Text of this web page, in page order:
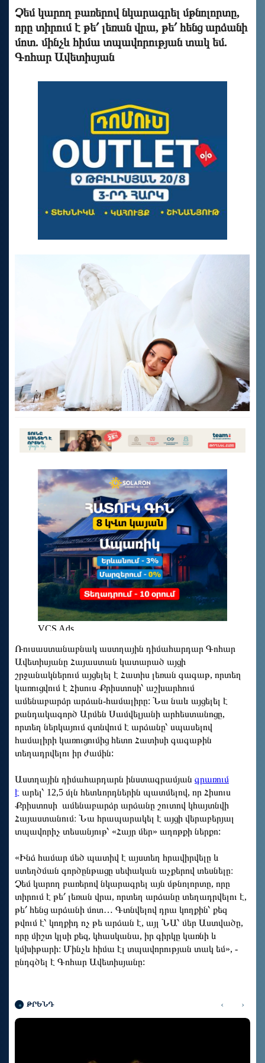
Չեմ կարող բառերով նկարագրել մթնոլորտը,
որը տիրում է թե՛ լեռան վրա, թե՛ հենց արձանի
մոտ. մինչև հիմա տպավորության տակ եմ.
Գոհար Ավետիսյան
Ռուսաստանաբնակ աստղային դիմահարդար Գոհար
Ավետիսյանը Հայաստան կատարած այցի
շրջանակներում այցելել է Հատիս լեռան գագաթ, որտեղ
կառուցվում է Հիսուս Քրիստոսի՝ աշխարհում
ամենաբարձր արձան-համալիրը: Նա նաև այցելել է
քանդակագործ Արմեն Սամվելյանի արհեստանոցը,
որտեղ ներկայում գտնվում է արձանը՝ սպասելով
համալիրի կառուցումից հետո Հատիսի գագաթին
տեղադրվելու իր ժամին:
Աստղային դիմահարդարն ինստագրամյան գրառում
է արել՝ 12,5 մլն հետևորդներին պատմելով, որ Հիսուս
Քրիստոսի ամենաբարձր արձանը շուտով կհայտնվի
Հայաստանում։ Նա հրապարակել է այցի վերաբերյալ
տպավորիչ տեսանյութ՝ «Հայր մեր» աղոթքի ներքո:
«Ինձ համար մեծ պատիվ է այստեղ հրավիրվելը և
ստեղծման գործընթացը սեփական աչքերով տեսնելը։
Չեմ կարող բառերով նկարագրել այն մթնոլորտը, որը
տիրում է թե՛ լեռան վրա, որտեղ արձանը տեղադրվելու է,
թե՛ հենց արձանի մոտ… Գտնվելով դրա կողքին՝ քեզ
թվում է՝ կողքիդ ոչ թե արձան է, այլ ՆԱ՝ մեր Աստվածը,
որը միշտ կլսի քեզ, կհասկանա, իր գիրկը կառնի և
կմխիթարի։ Մինչև հիմա էլ տպավորության տակ եմ», -
ընդգծել է Գոհար Ավետիսյանը:
ԹՐԵՆԴ ‹ ›